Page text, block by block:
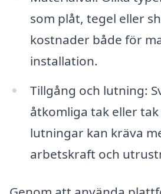
som plåt, tegel eller
kostnader både för
installation.
Tillgång och lutning:
åtkomliga tak eller
lutningar kan kräva
arbetskraft och